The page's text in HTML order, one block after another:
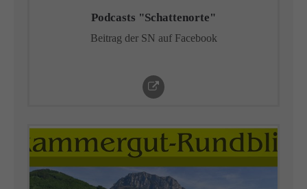
Podcasts "Schattenorte"
Beitrag der SN auf Facebook